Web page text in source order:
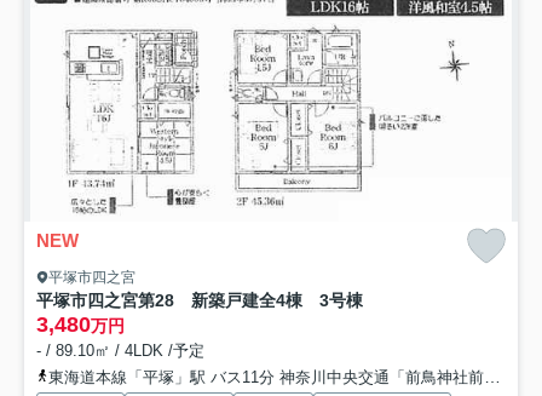
NEW
平塚市四之宮
平塚市四之宮第28 新築戸建全4棟 3号棟
3,480万円
- / 89.10㎡ / 4LDK /予定
東海道本線「平塚」駅 バス11分 神奈川中央交通「前鳥神社前」 停歩1分